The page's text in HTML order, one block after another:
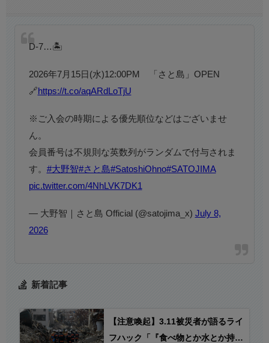
D-7…🏝
2026年7月15日(水)12:00PM 「さと島」OPEN
🔗 https://t.co/aqARdLoTjU
※ご入会の時期による優先順位などはございませ
ん。
会員番号は不規則な英数列がランダムで付与されま
す。 #大野智#さと島#SatoshiOhno#SATOJIMA
pic.twitter.com/4NhLVK7DK1
— 大野智｜さと島 Official (@satojima_x) July 8,
2026
新着記事
【注意喚起】3.11被災者が語るライ
フハック「『食べ物とか水とか持っ